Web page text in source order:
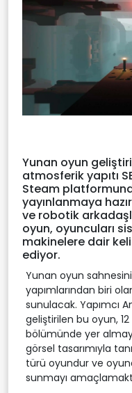
Yunan oyun
atmosferik yapıtı
Steam
yayınlanmaya
ve robotik
oyun, oyuncuları
makinelere dair
ediyor.
Yunan oyun
yapımlarından biri
sunulacak. Yapımcı
geliştirilen bu oyun,
bölümünde yer
görsel tasarımıyla
türü oyundur ve
sunmayı